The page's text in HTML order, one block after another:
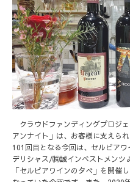
クラウドファンディングプロジ
アンナイト」は、お客様に支えら
101回目となる今回は、セルビア
デリシャス/㈱誠インベストメンツ
「セルビアワインの夕べ」を開催